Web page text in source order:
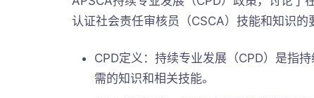
认证社会责任审核员（CSCA）技能和知识的
CPD定义：持续专业发展（CPD）是指
需的知识和相关技能。